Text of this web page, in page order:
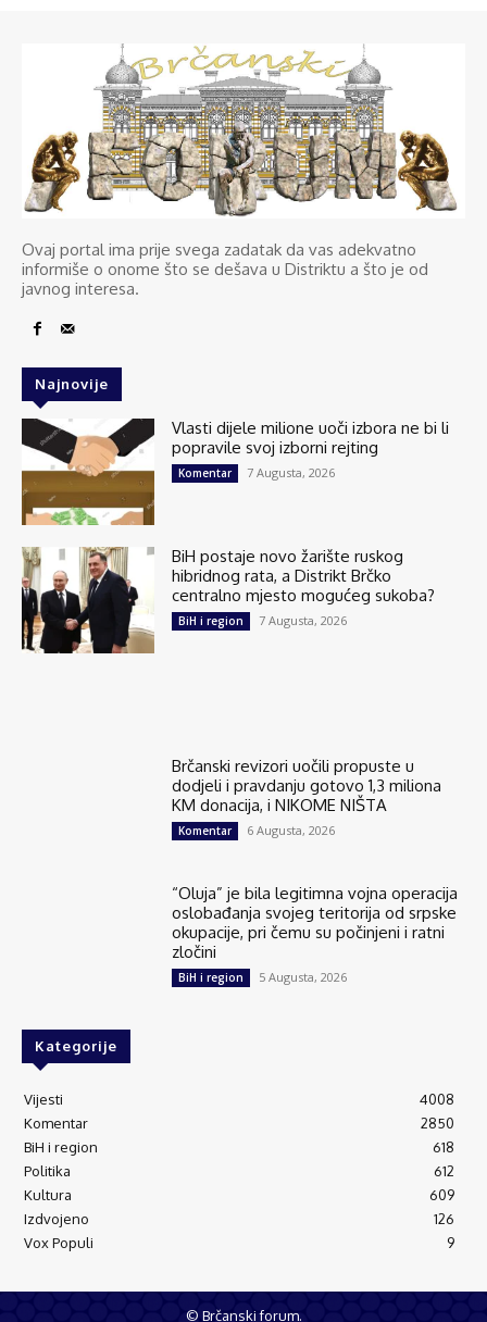
Ovaj portal ima prije svega zadatak da vas adekvatno
informiše o onome što se dešava u Distriktu a što je od
javnog interesa.
Najnovije
Vlasti dijele milione uoči izbora ne bi li
popravile svoj izborni rejting
Komentar 7 Augusta, 2026
BiH postaje novo žarište ruskog
hibridnog rata, a Distrikt Brčko
centralno mjesto mogućeg sukoba?
BiH i region 7 Augusta, 2026
Brčanski revizori uočili propuste u
dodjeli i pravdanju gotovo 1,3 miliona
KM donacija, i NIKOME NIŠTA
Komentar 6 Augusta, 2026
“Oluja” je bila legitimna vojna operacija
oslobađanja svojeg teritorija od srpske
okupacije, pri čemu su počinjeni i ratni
zločini
BiH i region 5 Augusta, 2026
Kategorije
Vijesti
4008
Komentar
2850
BiH i region
618
Politika
612
Kultura
609
Izdvojeno
126
Vox Populi
9
© Brčanski forum.